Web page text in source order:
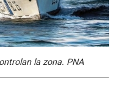
la zona. PNA